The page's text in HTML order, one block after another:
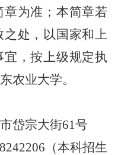
章为准；本简章若
处，以国家和上
，按上级规定执
农业大学。
岱宗大街61号
（本科招生